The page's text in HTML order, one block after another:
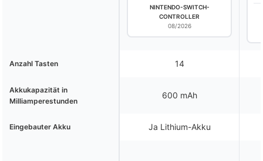
NINTENDO-SWITCH-
CONTROLLER
08/2026
Anzahl Tasten 14
Akkukapazität in
Milliamperestunden
600 mAh
Eingebauter Akku Ja Lithium-Akku